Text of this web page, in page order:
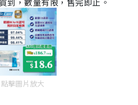
點擊圖片放大